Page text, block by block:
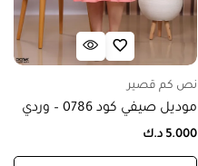
نص كم قصير
موديل صيفي كود 0786 – وردي
5.000 د.ك